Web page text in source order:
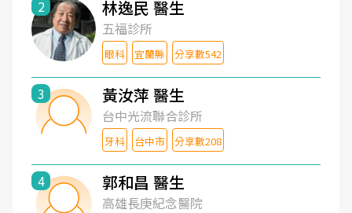
2 林逸民 醫生
五福診所
眼科 宜蘭縣 分享數542
3 黃汝萍 醫生
台中光流聯合診所
牙科 台中市 分享數208
4 郭和昌 醫生
高雄長庚紀念醫院